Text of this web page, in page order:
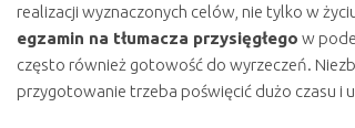
realizacji wyznaczonych celów, nie tylko w
egzamin na tłumacza przysięgłego w
często również gotowość do wyrzeczeń.
przygotowanie trzeba poświęcić dużo czasu i